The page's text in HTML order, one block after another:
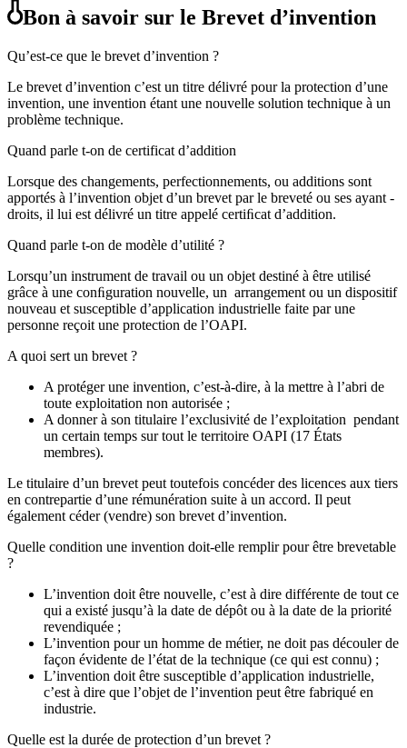
Bon à savoir sur le Brevet d’invention
Qu’est-ce que le brevet d’invention ?
Le brevet d’invention c’est un titre délivré pour la protection d’une
invention, une invention étant une nouvelle solution technique à un
problème technique.
Quand parle t-on de certificat d’addition
Lorsque des changements, perfectionnements, ou additions sont
apportés à l’invention objet d’un brevet par le breveté ou ses ayant -
droits, il lui est délivré un titre appelé certiﬁcat d’addition.
Quand parle t-on de modèle d’utilité ?
Lorsqu’un instrument de travail ou un objet destiné à être utilisé
grâce à une conﬁguration nouvelle, un arrangement ou un dispositif
nouveau et susceptible d’application industrielle faite par une
personne reçoit une protection de l’OAPI.
A quoi sert un brevet ?
A protéger une invention, c’est-à-dire, à la mettre à l’abri de
toute exploitation non autorisée ;
A donner à son titulaire l’exclusivité de l’exploitation pendant
un certain temps sur tout le territoire OAPI (17 États
membres).
Le titulaire d’un brevet peut toutefois concéder des licences aux tiers
en contrepartie d’une rémunération suite à un accord. Il peut
également céder (vendre) son brevet d’invention.
Quelle condition une invention doit-elle remplir pour être brevetable
?
L’invention doit être nouvelle, c’est à dire différente de tout ce
qui a existé jusqu’à la date de dépôt ou à la date de la priorité
revendiquée ;
L’invention pour un homme de métier, ne doit pas découler de
façon évidente de l’état de la technique (ce qui est connu) ;
L’invention doit être susceptible d’application industrielle,
c’est à dire que l’objet de l’invention peut être fabriqué en
industrie.
Quelle est la durée de protection d’un brevet ?